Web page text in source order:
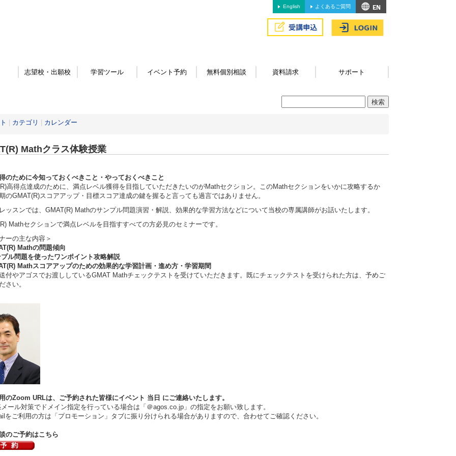
English よくあるご質問
志望校・出願校 学習ツール イベント予約 無料個別相談 資料請求 サポート
カテゴリ カレンダー
Mathクラス体験授業
のために今知っておくべきこと・やっておくべきこと
高得点達成のために、満点レベル獲得を目指していただきたいのがMathセクション。このMathセクションをいかに攻略するか
のGMAT(R)スコアアップ・目標スコア達成の鍵を握ると言っても過言ではありません。
ッスンでは、GMAT(R) Mathのサンプル問題演習・解説、効果的な学習方法などについて当校の専属講師がお話いたします。
Mathセクションで満点レベルを目指すすべての方必見のセミナーです。
ーの主な内容＞
Mathの問題傾向
ル問題を使ったワンポイント攻略解説
Mathスコアアップのための効果的な学習計画・進め方・学習期間
付やアゴスでお渡ししているGMAT Mathチェックテストを受けていただきます。既にチェックテストを受けられた方は、予めご
さい。
のZoom URLは、ご予約された皆様にイベント 当日 にご連絡いたします。
ル対策でドメイン指定を行っている場合は「＠agos.co.jp」の指定をお願い致します。
ご利用の方は「プロモーション」タブに振り分けられる場合がありますので、合わせてご確認ください。
のご予約はこちら